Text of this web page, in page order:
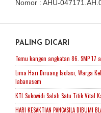
Nomor : AHU-
PALING DICARI
Temu kangen angkatan 86. SMP 17
Lima Hari Diruang Isolasi, Warga
labanasem
KTL Sukowidi Salah Satu Titik Vital
HARI KESAKTIAN PANCASILA DIBUMI